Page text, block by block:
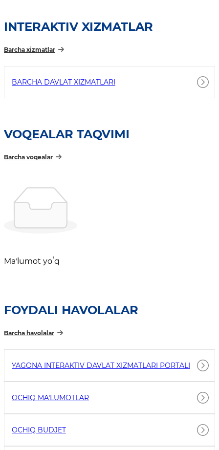
INTERAKTIV XIZMATLAR
Barcha xizmatlar
BARCHA DAVLAT XIZMATLARI
VOQEALAR TAQVIMI
Barcha voqealar
Maʼlumot yoʻq
FOYDALI HAVOLALAR
Barcha havolalar
YAGONA INTERAKTIV DAVLAT XIZMATLARI PORTALI
OCHIQ MAʼLUMOTLAR
OCHIQ BUDJET